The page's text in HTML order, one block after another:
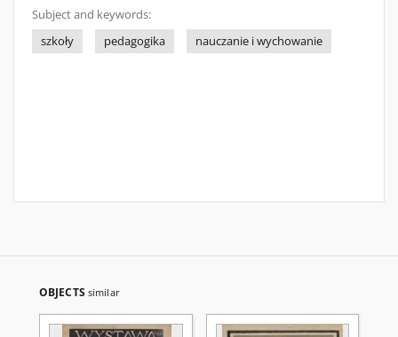
Subject and keywords:
szkoły
pedagogika nauczanie i wychowanie
OBJECTS similar